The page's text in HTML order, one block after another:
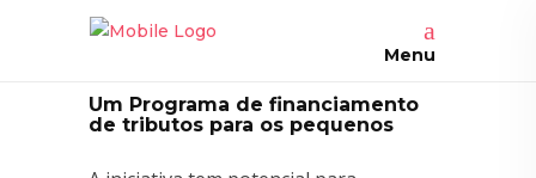
Menu
Um Programa de financiamento
de tributos para os pequenos